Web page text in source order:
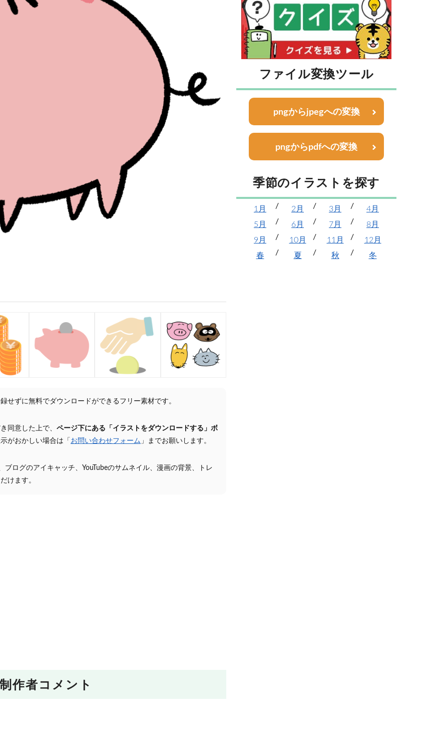
せずに無料でダウンロードができるフリー素材です。
同意した上で、 ページ下にある「イラストをダウンロードする」ボ
がおかしい場合は「 お問い合わせフォーム 」までお願いします。
ブログのアイキャッチ、YouTubeのサムネイル、漫画の背景、トレ
けます。
作者コメント
ファイル変換ツール
pngからjpegへの変換
pngからpdfへの変換
季節のイラストを探す
1月 2月 3月
4月
5月
6月 7月
8月
9月
10月 11月
12月
春
夏 秋 冬